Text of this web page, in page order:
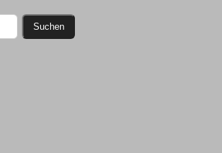
Suchen